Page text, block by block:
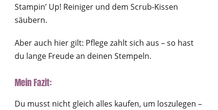
Stampin’ Up! Reiniger und dem Scrub-Kissen
säubern.
Aber auch hier gilt: Pflege zahlt sich aus – so hast
du lange Freude an deinen Stempeln.
Mein Fazit:
Du musst nicht gleich alles kaufen, um loszulegen –